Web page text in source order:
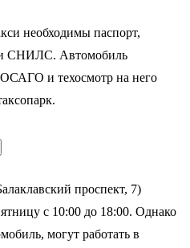
необходимы паспорт,
и СНИЛС. Автомобиль
ОСАГО и техосмотр на него
проспект, 7)
с 10:00 до 18:00. Однако
могут работать в